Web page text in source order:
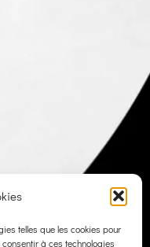
telles que les cookies pour
à ces technologies